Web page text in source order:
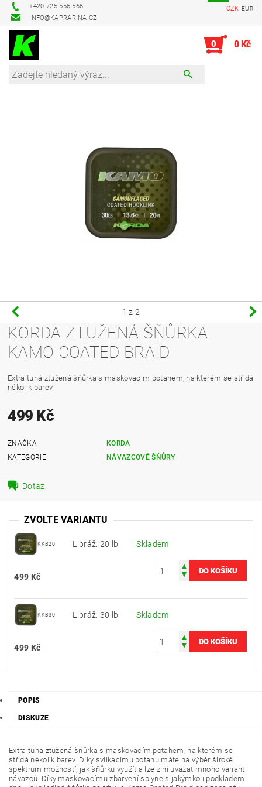
+420 725 556 566
INFO@KAPRARINA.CZ
CZK EUR
0 0 Kč
1 z 2
KORDA ZTUŽENÁ ŠŇŮRKA
KAMO COATED BRAID
Extra tuhá ztužená šňůrka s maskovacím potahem, na kterém se střídá
několik barev.
499 Kč
ZNAČKA
KORDA
KATEGORIE
NÁVAZCOVÉ ŠŇŮRY
Dotaz
ZVOLTE VARIANTU
KKB20 Libráž: 20 lb Skladem
499 Kč
KKB30 Libráž: 30 lb Skladem
499 Kč
POPIS
DISKUZE
Extra tuhá ztužená šňůrka s maskovacím potahem, na kterém se
střídá několik barev. Díky svlíkacímu potahu máte na výběr široké
spektrum možností, jak šňůrku využít a lze z ní uvázat mnoho variant
návazců. Díky maskovacímu zbarvení splyne s jakýmkoli podkladem